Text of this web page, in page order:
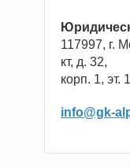
117997, г.
кт, д. 32,
корп. 1, эт.
info@gk-